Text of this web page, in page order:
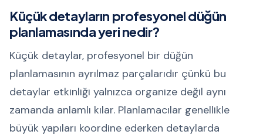
Küçük detayların profesyonel düğün
planlamasında yeri nedir?
Küçük detaylar, profesyonel bir düğün
planlamasının ayrılmaz parçalarıdır çünkü bu
detaylar etkinliği yalnızca organize değil aynı
zamanda anlamlı kılar. Planlamacılar genellikle
büyük yapıları koordine ederken detaylarda